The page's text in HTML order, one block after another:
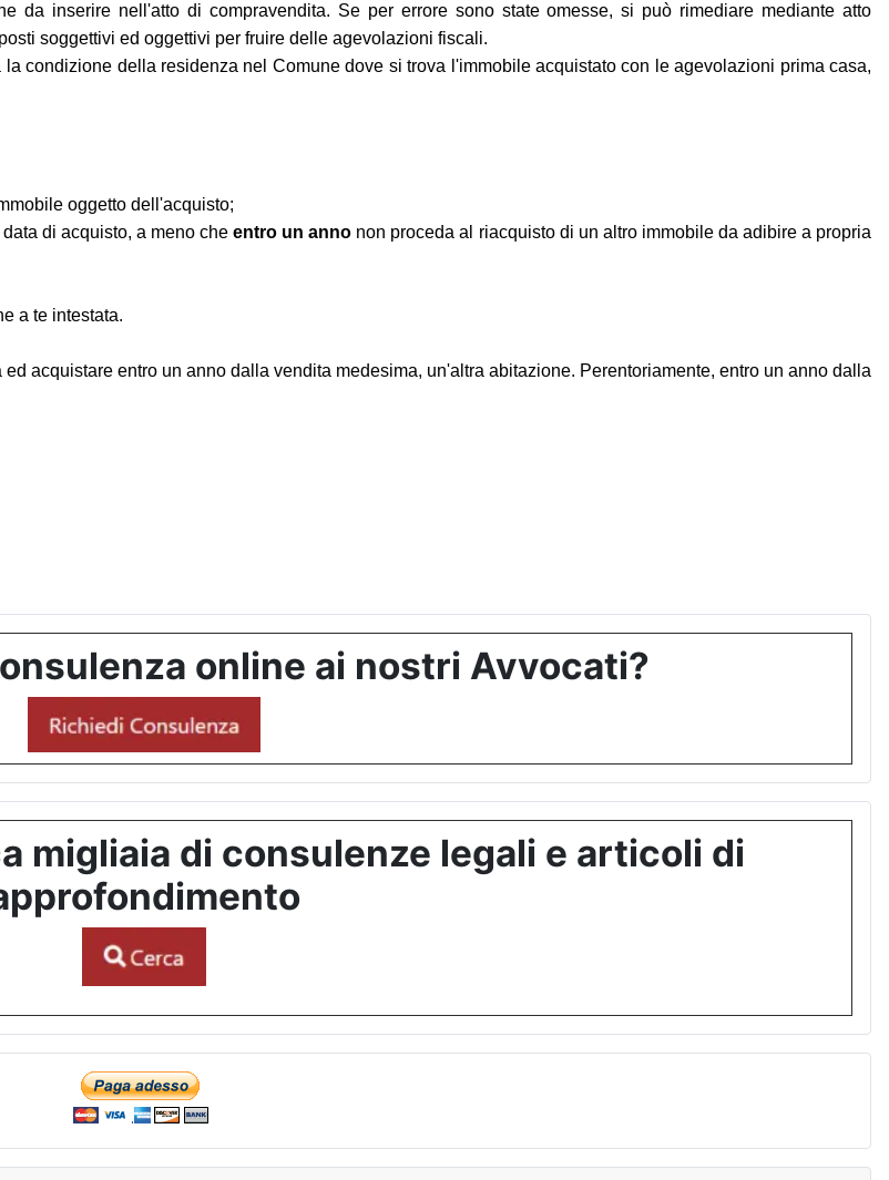
da inserire nell'atto di compravendita. Se per errore sono state omesse, si può rimediare mediante atto
soggettivi ed oggettivi per fruire delle agevolazioni fiscali.
condizione della residenza nel Comune dove si trova l'immobile acquistato con le agevolazioni prima casa,
oggetto dell'acquisto;
di acquisto, a meno cheentro un anno non proceda al riacquisto di un altro immobile da adibire a propria
a te intestata.
acquistare entro un anno dalla vendita medesima, un'altra abitazione. Perentoriamente, entro un anno dalla
online ai nostri Avvocati?
migliaia di consulenze legali e articoli di